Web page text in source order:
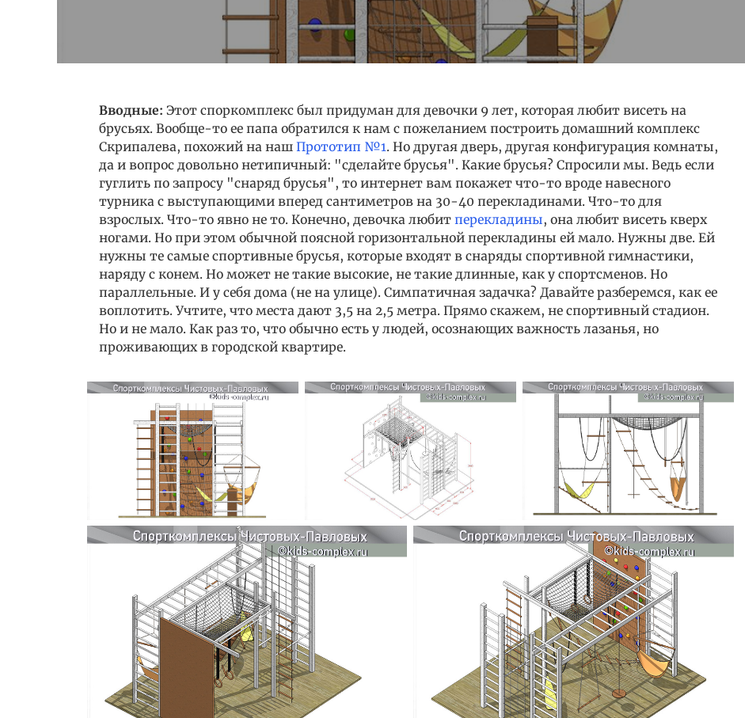
Вводные:Этот споркомплекс был придуман для девочки 9 лет, которая любит висеть на
брусьях. Вообще-то ее папа обратился к нам с пожеланием построить домашний комплекс
Скрипалева, похожий на нашПрототип №1. Но другая дверь, другая конфигурация комнаты,
да и вопрос довольно нетипичный: "сделайте брусья". Какие брусья? Спросили мы. Ведь если
гуглить по запросу "снаряд брусья", то интернет вам покажет что-то вроде навесного
турника с выступающими вперед сантиметров на 30-40 перекладинами. Что-то для
взрослых. Что-то явно не то. Конечно, девочка любитперекладины, она любит висеть кверх
ногами. Но при этом обычной поясной горизонтальной перекладины ей мало. Нужны две. Ей
нужны те самые спортивные брусья, которые входят в снаряды спортивной гимнастики,
наряду с конем. Но может не такие высокие, не такие длинные, как у спортсменов. Но
параллельные. И у себя дома (не на улице). Симпатичная задачка? Давайте разберемся, как ее
воплотить. Учтите, что места дают 3,5 на 2,5 метра. Прямо скажем, не спортивный стадион.
Но и не мало. Как раз то, что обычно есть у людей, осознающих важность лазанья, но
проживающих в городской квартире.